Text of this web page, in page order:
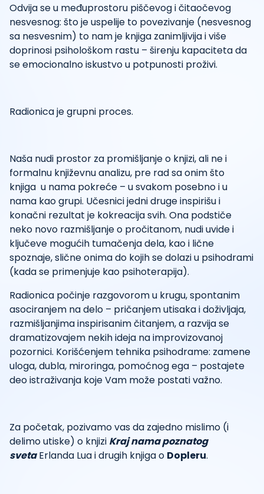
Odvija se u međuprostoru piščevog i čitaočevog
nesvesnog: što je uspelije to povezivanje (nesvesnog
sa nesvesnim) to nam je knjiga zanimljivija i više
doprinosi psihološkom rastu – širenju kapaciteta da
se emocionalno iskustvo u potpunosti proživi.
Radionica je grupni proces.
Naša nudi prostor za promišljanje o knjizi, ali ne i
formalnu književnu analizu, pre rad sa onim što
knjiga u nama pokreće – u svakom posebno i u
nama kao grupi. Učesnici jedni druge inspirišu i
konačni rezultat je kokreacija svih. Ona podstiče
neko novo razmišljanje o pročitanom, nudi uvide i
ključeve mogućih tumačenja dela, kao i lične
spoznaje, slične onima do kojih se dolazi u psihodrami
(kada se primenjuje kao psihoterapija).
Radionica počinje razgovorom u krugu, spontanim
asociranjem na delo – pričanjem utisaka i doživljaja,
razmišljanjima inspirisanim čitanjem, a razvija se
dramatizovajem nekih ideja na improvizovanoj
pozornici. Korišćenjem tehnika psihodrame: zamene
uloga, dubla, miroringa, pomoćnog ega – postajete
deo istraživanja koje Vam može postati važno.
Za početak, pozivamo vas da zajedno mislimo (i
delimo utiske) o knjizi Kraj nama poznatog
svetaErlanda Lua i drugih knjiga o Dopleru.